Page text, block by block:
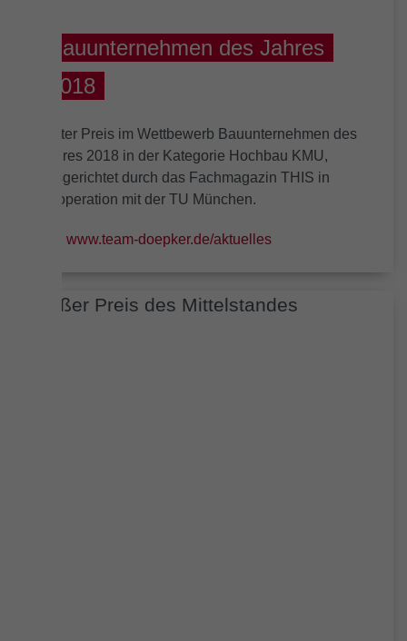
Bauunternehmen des Jahres
2018
Erster Preis im Wettbewerb Bauunternehmen des
Jahres 2018 in der Kategorie Hochbau KMU,
ausgerichtet durch das Fachmagazin THIS in
Kooperation mit der TU München.
www.team-doepker.de/aktuelles